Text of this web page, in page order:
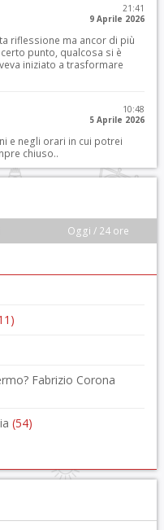
21:41
9 Aprile 2026
riflessione ma ancor di più
punto, qualcosa si è
iniziato a trasformare
10:48
5 Aprile 2026
e negli orari in cui potrei
chiuso..
Oggi / 24 ore
Fabrizio Corona
(54)